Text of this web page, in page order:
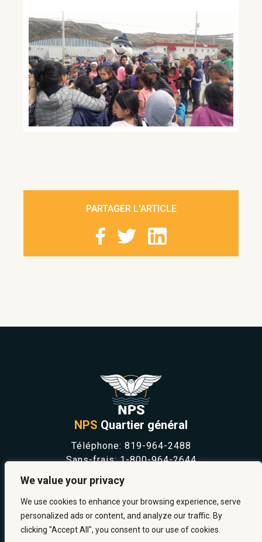
We value your privacy
We use cookies to enhance your browsing experience, serve
personalized ads or content, and analyze our traffic. By
clicking "Accept All", you consent to our use of cookies.
PARTAGER L'ARTICLE
NPS Quartier général
Téléphone: 819-964-2488
Sans-frais:1-800-964-2644
SÉCURITÉ ET PRÉVENTION
CARRIÈRES
À PROPOS
NOUS JOINDRE